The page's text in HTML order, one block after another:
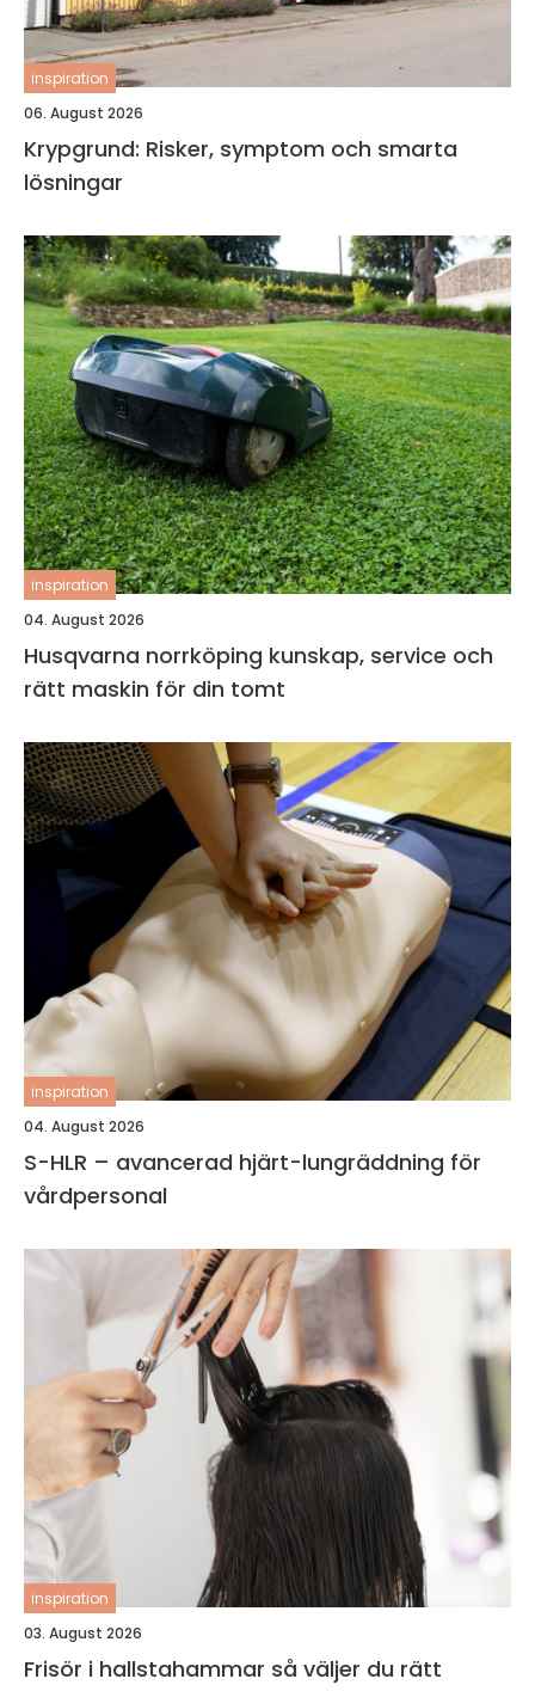
inspiration
06. August 2026
Krypgrund: Risker, symptom och smarta
lösningar
inspiration
04. August 2026
Husqvarna norrköping kunskap, service och
rätt maskin för din tomt
inspiration
04. August 2026
S-HLR – avancerad hjärt-lungräddning för
vårdpersonal
inspiration
03. August 2026
Frisör i hallstahammar så väljer du rätt